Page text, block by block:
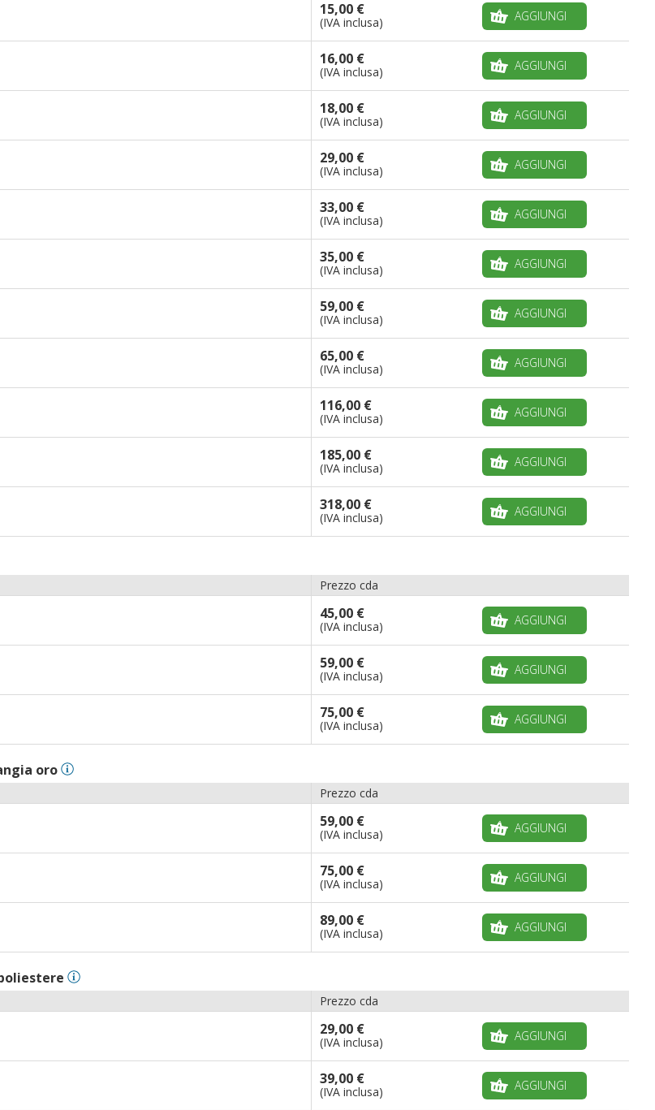
15,00 €
(IVA inclusa) AGGIUNGI
16,00 €
(IVA inclusa) AGGIUNGI
18,00 €
(IVA inclusa) AGGIUNGI
29,00 €
(IVA inclusa) AGGIUNGI
33,00 €
(IVA inclusa) AGGIUNGI
35,00 €
(IVA inclusa) AGGIUNGI
59,00 €
(IVA inclusa) AGGIUNGI
65,00 €
(IVA inclusa) AGGIUNGI
116,00 €
(IVA inclusa) AGGIUNGI
185,00 €
(IVA inclusa) AGGIUNGI
318,00 €
(IVA inclusa) AGGIUNGI
Prezzo cda
45,00 €
(IVA inclusa) AGGIUNGI
59,00 €
(IVA inclusa) AGGIUNGI
75,00 €
(IVA inclusa) AGGIUNGI
oro
Prezzo cda
59,00 €
(IVA inclusa) AGGIUNGI
75,00 €
(IVA inclusa) AGGIUNGI
89,00 €
(IVA inclusa) AGGIUNGI
Prezzo cda
29,00 €
(IVA inclusa) AGGIUNGI
39,00 €
(IVA inclusa) AGGIUNGI